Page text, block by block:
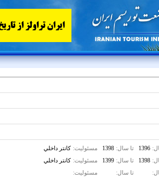
1396 تا سال: 1398 مسئولیت: کانتر داخلي
1398 تا سال: 1399 مسئولیت: کانتر داخلي
تا سال:
مسئولیت: